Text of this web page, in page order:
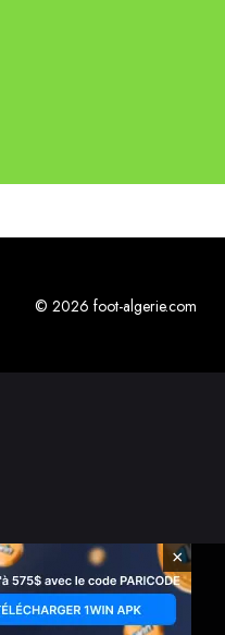
© 2026 foot-algerie.com
×